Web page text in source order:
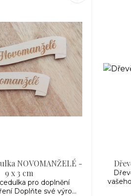
NOVOMANŽELÉ -
9 x 3 cm
pro doplnění
Doplňte své výro...